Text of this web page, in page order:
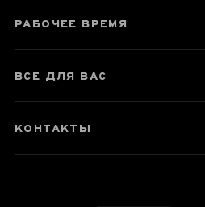
Вкус, аромат, цвет
РАБОЧЕЕ ВРЕМЯ
ВСЕ ДЛЯ ВАС
КОНТАКТЫ